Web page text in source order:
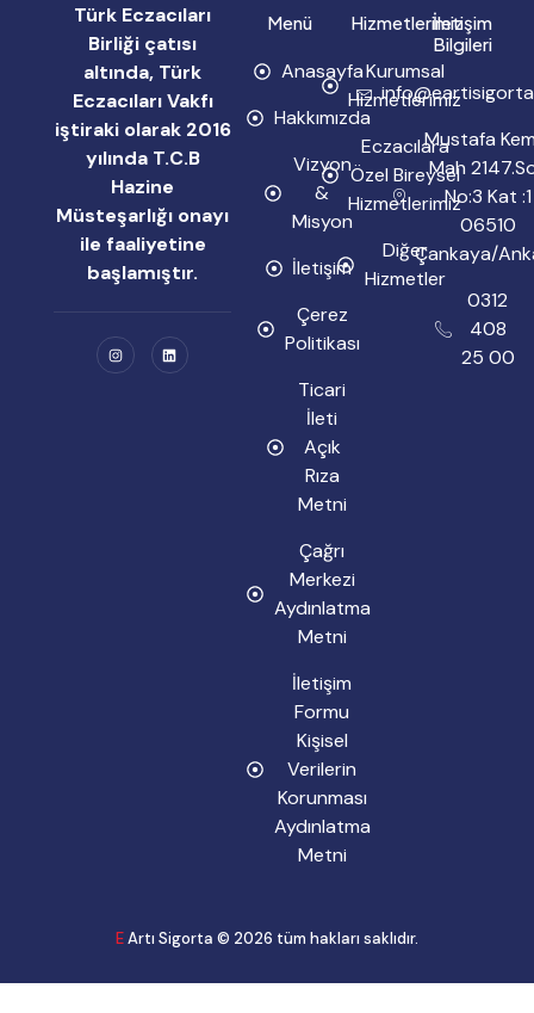
Türk Eczacıları
Birliği çatısı
altında, Türk
Eczacıları Vakfı
iştiraki olarak 2016
yılında T.C.B
Hazine
Müsteşarlığı onayı
ile faaliyetine
başlamıştır.
Menü
Anasayfa
Hakkımızda
Vizyon
&
Misyon
İletişim
Çerez
Politikası
Ticari
İleti
Açık
Rıza
Metni
Çağrı
Merkezi
Aydınlatma
Metni
İletişim
Formu
Kişisel
Verilerin
Korunması
Aydınlatma
Metni
Hizmetlerimiz
Kurumsal
Hizmetlerimiz
Eczacılara
Özel Bireysel
Hizmetlerimiz
Diğer
Hizmetler
İletişim
Bilgileri
Mustafa
Mah
No:3 Kat :1
06510
Çankaya/
0312
408
25 00
EArtı Sigorta © 2026 tüm hakları saklıdır.